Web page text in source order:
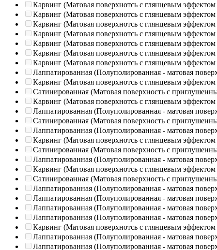
Карвинг (Матовая поверхнотсь с глянцевым эффектом
Карвинг (Матовая поверхнотсь с глянцевым эффектом
Карвинг (Матовая поверхнотсь с глянцевым эффектом
Карвинг (Матовая поверхнотсь с глянцевым эффектом
Карвинг (Матовая поверхнотсь с глянцевым эффектом
Карвинг (Матовая поверхнотсь с глянцевым эффектом
Карвинг (Матовая поверхнотсь с глянцевым эффектом
Лаппатированная (Полуполированная - матовая
Карвинг (Матовая поверхнотсь с глянцевым эффектом
Сатинированная (Матовая поверхность с
Карвинг (Матовая поверхнотсь с глянцевым эффектом
Лаппатированная (Полуполированная - матовая
Сатинированная (Матовая поверхность с
Лаппатированная (Полуполированная - матовая
Карвинг (Матовая поверхнотсь с глянцевым эффектом
Сатинированная (Матовая поверхность с
Лаппатированная (Полуполированная - матовая
Карвинг (Матовая поверхнотсь с глянцевым эффектом
Сатинированная (Матовая поверхность с
Лаппатированная (Полуполированная - матовая
Лаппатированная (Полуполированная - матовая
Лаппатированная (Полуполированная - матовая
Лаппатированная (Полуполированная - матовая
Карвинг (Матовая поверхнотсь с глянцевым эффектом
Лаппатированная (Полуполированная - матовая
Лаппатированная (Полуполированная - матовая